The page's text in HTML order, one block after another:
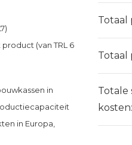
(van TRL 6
in
in Europa,
Totaal
Totaal
Totale
kosten: